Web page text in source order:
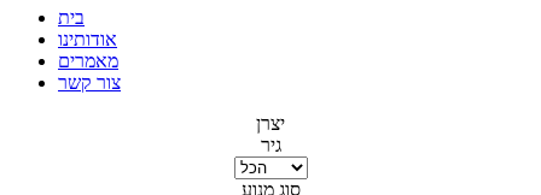
בית
אודותינו
מאמרים
צור קשר
יצרן
גיר
סוג מנוע